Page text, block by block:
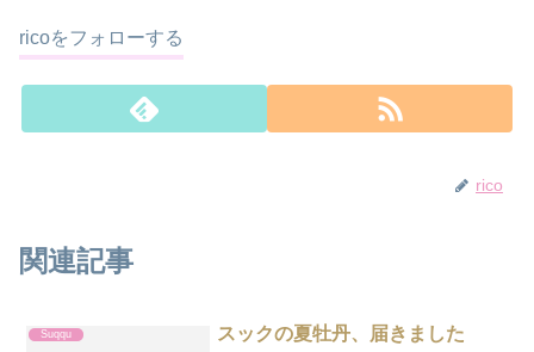
ricoをフォローする
rico
関連記事
Suqqu スックの夏牡丹、届きました